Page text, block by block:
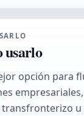
usarlo
opción para
u